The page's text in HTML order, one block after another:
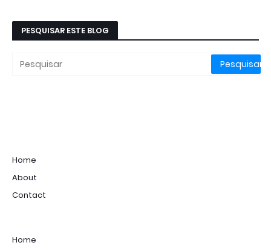
PESQUISAR ESTE BLOG
Home
About
Contact
Home